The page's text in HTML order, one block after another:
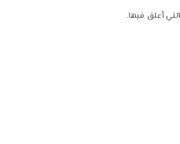
أعلق فيها.